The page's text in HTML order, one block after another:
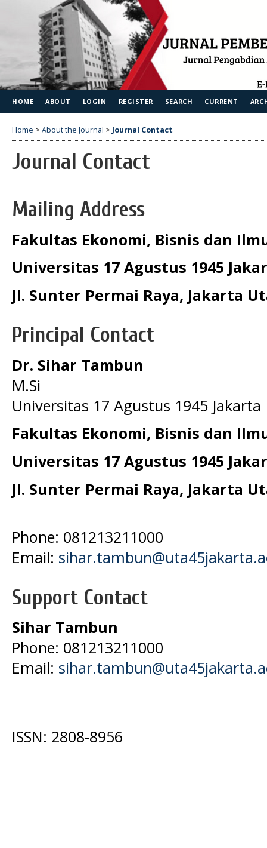
HOME ABOUT LOGIN REGISTER SEARCH CURRENT
Home > About the Journal > Journal Contact
Journal Contact
Mailing Address
Fakultas Ekonomi, Bisnis dan
Universitas 17 Agustus 1945
Jl. Sunter Permai Raya, Jakarta
Principal Contact
Dr. Sihar Tambun
M.Si
Universitas 17 Agustus 1945 Jakarta
Fakultas Ekonomi, Bisnis dan
Universitas 17 Agustus 1945
Jl. Sunter Permai Raya, Jakarta
Phone: 081213211000
Email:
Support Contact
Sihar Tambun
Phone: 081213211000
Email:
ISSN: 2808-8956